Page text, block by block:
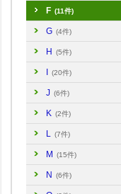
F (11件)
G (4件)
H (5件)
(20件)
J (6件)
K (2件)
L (7件)
M (15件)
N (6件)